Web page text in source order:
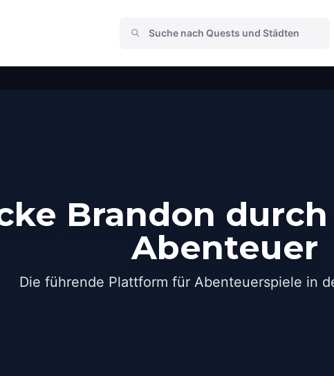
Brandon
Abenteuer
Die führende Plattform für Abenteuerspiele in